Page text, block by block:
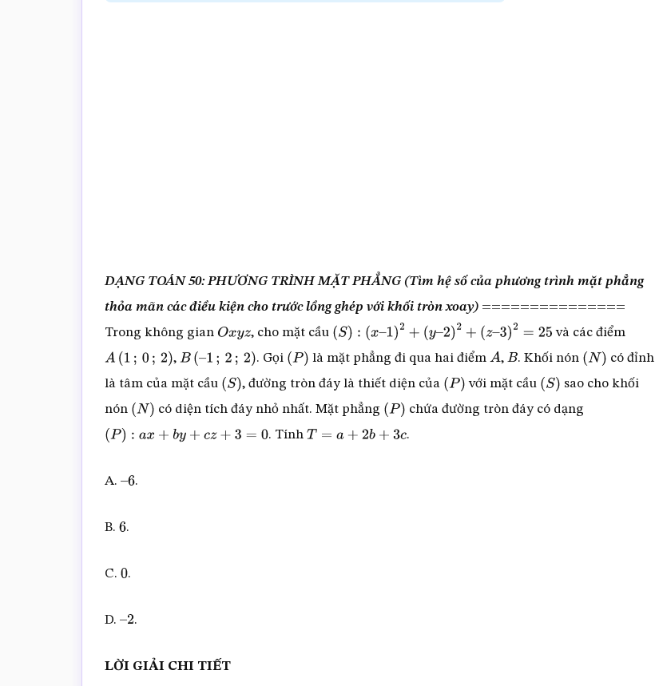
DẠNG TOÁN 50: PHƯƠNG TRÌNH MẶT PHẲNG (Tìm hệ số của phương trình mặt phẳng
thỏa mãn các điều kiện cho trước lồng ghép với khối tròn xoay) ===============
Trong không gian Oxyz , cho mặt cầu (S):( x –1) +( – )2+ (z– ) =25 và các điểm
A( 1;0; 2) , B( – ;2 ; 2) . Gọi (P ) là mặt phẳng đi qua hai điểm A, B . Khối nón (N)
có đỉnh
là tâm của mặt cầu (S) , đường tròn đáy là thiết diện của (P với mặt cầu (S)
sao cho khối
nón (N ) có diện tích đáy nhỏ nhất. Mặt phẳng (P ) chứa đường tròn đáy có dạng
(P ):a x +b + cz+ 3 =0 . TínhT =a +2 b +3c .
A. 6.
B. 6.
C. 0.
D. 2.
LỜI GIẢI CHI TIẾT